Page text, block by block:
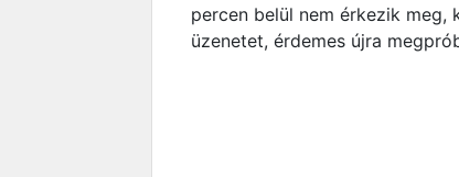
percen belül nem érkezik
üzenetet, érdemes újra